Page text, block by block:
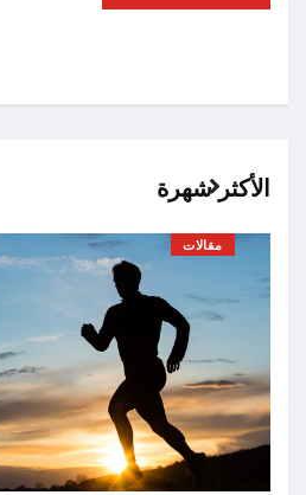
الأكثر شهرة
مقالات